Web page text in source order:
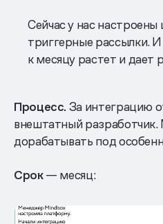
Сейчас у нас
триггерные рассылки.
к месяцу растет и дает
Процесс. За интеграцию
внештатный
дорабатывать под
Срок— месяц: